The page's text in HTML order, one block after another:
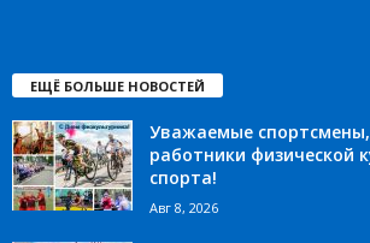
ЕЩЁ БОЛЬШЕ НОВОСТЕЙ
Уважаемые
работники физической
спорта!
Авг 8, 2026